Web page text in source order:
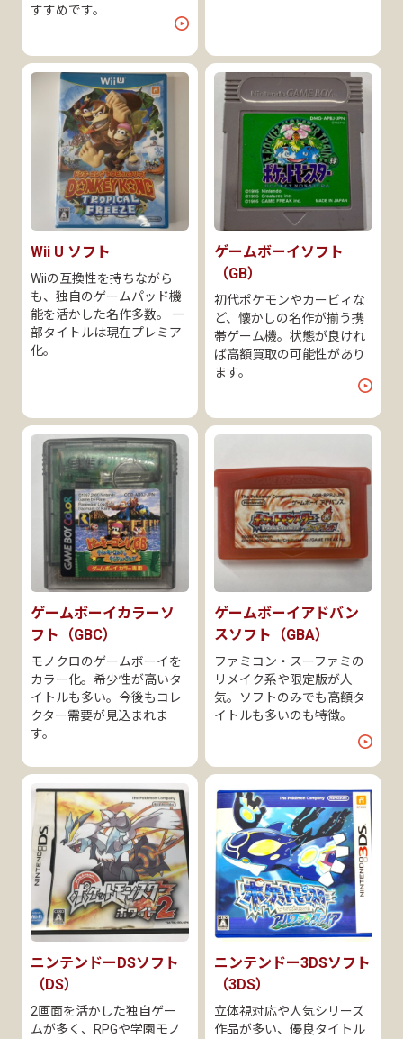
すすめです。
Wii U ソフト
Wiiの互換性を持ちながら
も、独自のゲームパッド機
能を活かした名作多数。 一
部タイトルは現在プレミア
化。
ゲームボーイソフト
（GB）
初代ポケモンやカービィな
ど、懐かしの名作が揃う携
帯ゲーム機。状態が良けれ
ば高額買取の可能性があり
ます。
ゲームボーイカラーソ
フト（GBC）
モノクロのゲームボーイを
カラー化。希少性が高いタ
イトルも多い。今後もコレ
クター需要が見込まれま
す。
ゲームボーイアドバン
スソフト（GBA）
ファミコン・スーファミの
リメイク系や限定版が人
気。ソフトのみでも高額タ
イトルも多いのも特徴。
ニンテンドーDSソフト
（DS）
2画面を活かした独自ゲー
ムが多く、RPGや学園モノ
ニンテンドー3DSソフト
（3DS）
立体視対応や人気シリーズ
作品が多い、優良タイトル